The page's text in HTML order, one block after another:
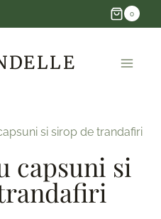
0
si sirop de trandafiri
capsuni si